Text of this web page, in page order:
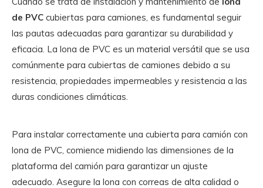
de PVC cubiertas para camiones, es fundamental seguir
las pautas adecuadas para garantizar su durabilidad y
eficacia. La lona de PVC es un material versátil que se usa
comúnmente para cubiertas de camiones debido a su
resistencia, propiedades impermeables y resistencia a las
duras condiciones climáticas.
Para instalar correctamente una cubierta para camión con
lona de PVC, comience midiendo las dimensiones de la
plataforma del camión para garantizar un ajuste
adecuado. Asegure la lona con correas de alta calidad o